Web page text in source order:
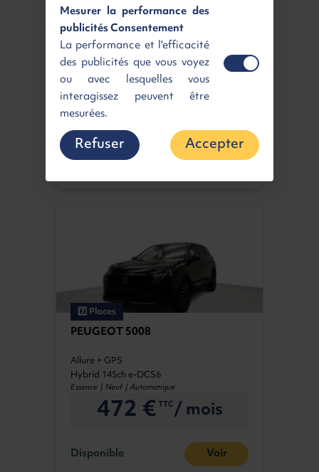
PEUGEOT 308
Allure + Caméra 360
Blue HDI 130 ch S&S EAT8
Diesel | Neuf | Automatique
408 €TTC / mois
Disponible Voir
7️⃣ Places
PEUGEOT 5008
Allure + GPS
Hybrid 145ch e-DCS6
Essence | Neuf | Automatique
472 €TTC/ mois
Disponible Voir
Mesurer la performance des
publicités Consentement
La performance et l'efficacité
des publicités que vous voyez
ou avec lesquelles vous
interagissez peuvent être
mesurées.
Refuser Accepter